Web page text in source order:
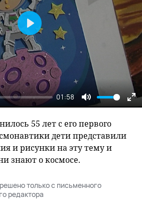
01:58
Mute
Play
55 лет с его первого
дети представили
и рисунки на эту тему и
знают о космосе.
только с письменного
редактора